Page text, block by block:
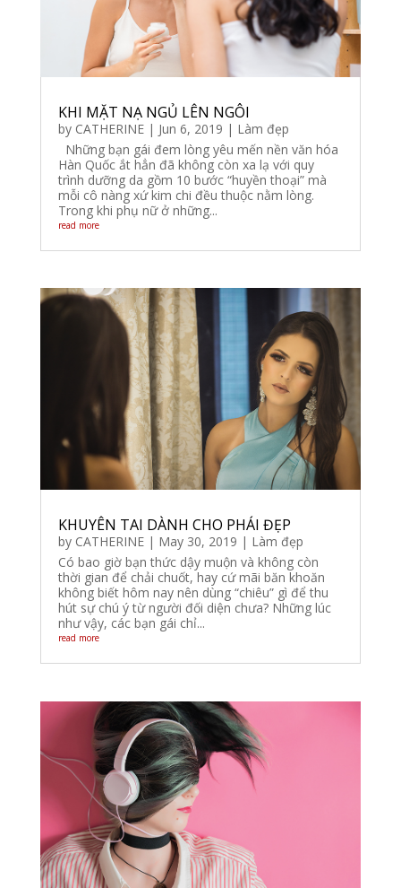
KHI MẶT NẠ NGỦ LÊN NGÔI
by CATHERINE| Jun 6, 2019 | Làm đẹp
Những bạn gái đem lòng yêu mến nền văn hóa
Hàn Quốc ắt hẳn đã không còn xa lạ với quy
trình dưỡng da gồm 10 bước “huyền thoại” mà
mỗi cô nàng xứ kim chi đều thuộc nằm lòng.
Trong khi phụ nữ ở những...
read more
KHUYÊN TAI DÀNH CHO PHÁI ĐẸP
by CATHERINE| May 30, 2019 | Làm đẹp
Có bao giờ bạn thức dậy muộn và không còn
thời gian để chải chuốt, hay cứ mãi băn khoăn
không biết hôm nay nên dùng “chiêu” gì để thu
hút sự chú ý từ người đối diện chưa? Những lúc
như vậy, các bạn gái chỉ...
read more